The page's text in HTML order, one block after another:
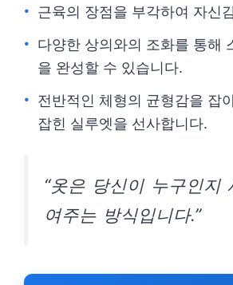
근육의 장점을 부각하여 자신
다양한 상의와의 조화를 통해
을 완성할 수 있습니다.
전반적인 체형의 균형감을 잡
잡힌 실루엣을 선사합니다.
“옷은 당신이 누구인지
여주는 방식입니다.”